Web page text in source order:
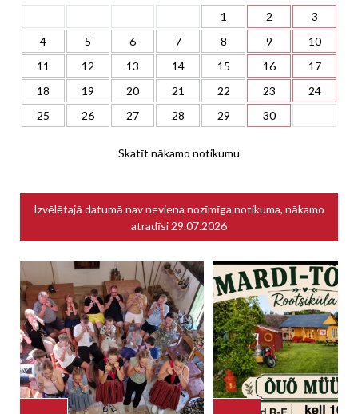
1 2
3
4
5 6 7 8 9
10
11
12 13 14 15 16
17
18
19 20 21 22 23
24
25
26 27 28 29 30
Skatīt nākamo notikumu
Izvēlētajā datumā nav neviena nozīmīga notikuma, nākamo
atradīsi 29.07.2026